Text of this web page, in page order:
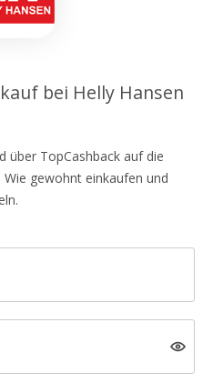
bei Helly Hansen
über TopCashback auf die
Wie gewohnt einkaufen und